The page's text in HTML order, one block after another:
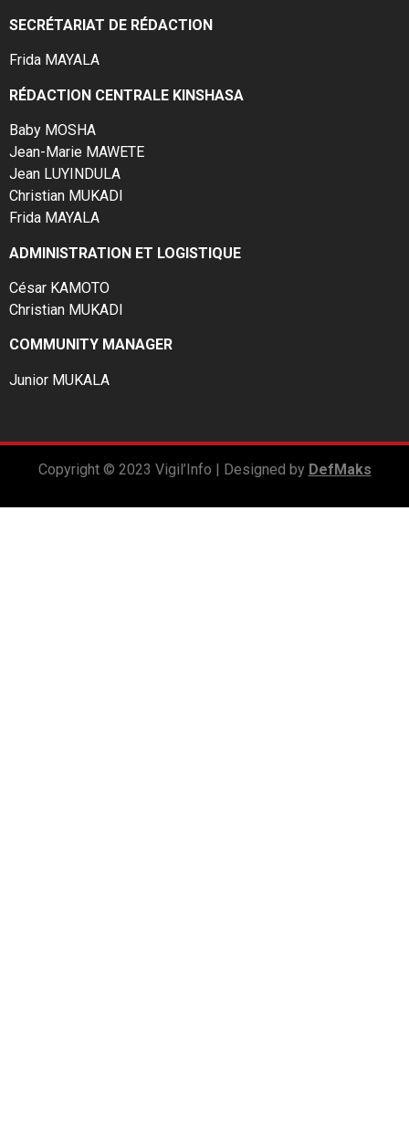
SECRÉTARIAT DE RÉDACTION
Frida MAYALA
RÉDACTION CENTRALE KINSHASA
Baby MOSHA
Jean-Marie MAWETE
Jean LUYINDULA
Christian MUKADI
Frida MAYALA
ADMINISTRATION ET LOGISTIQUE
César KAMOTO
Christian MUKADI
COMMUNITY MANAGER
Junior MUKALA
Copyright © 2023 Vigil’Info | Designed by DefMaks